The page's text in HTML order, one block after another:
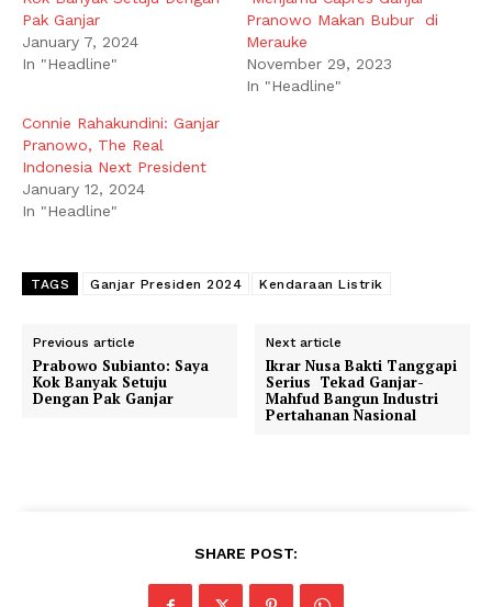
Pak Ganjar
January 7, 2024
In "Headline"
Pranowo Makan Bubur di
Merauke
November 29, 2023
In "Headline"
Connie Rahakundini: Ganjar
Pranowo, The Real
Indonesia Next President
January 12, 2024
In "Headline"
TAGS Ganjar Presiden 2024 Kendaraan Listrik
Previous article
Prabowo Subianto: Saya
Kok Banyak Setuju
Dengan Pak Ganjar
Next article
Ikrar Nusa Bakti Tanggapi
Serius Tekad Ganjar-
Mahfud Bangun Industri
Pertahanan Nasional
SHARE POST: